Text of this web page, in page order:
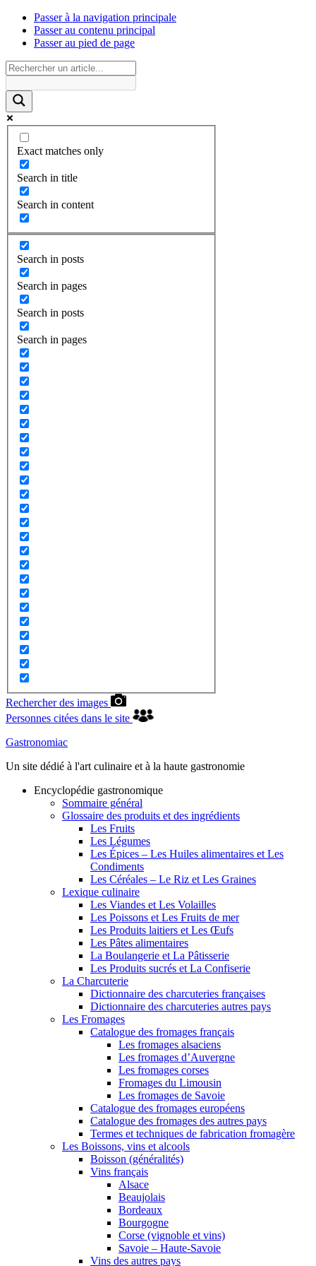
Passer à la navigation principale
Passer au contenu principal
Passer au pied de page
Exact matches only
Search in title
Search in content
Search in posts
Search in pages
Search in posts
Search in pages
Rechercher des images
Personnes citées dans le site
Gastronomiac
Un site dédié à l'art culinaire et à la haute gastronomie
Encyclopédie gastronomique
Sommaire général
Glossaire des produits et des ingrédients
Les Fruits
Les Légumes
Les Épices – Les Huiles alimentaires et Les
Condiments
Les Céréales – Le Riz et Les Graines
Lexique culinaire
Les Viandes et Les Volailles
Les Poissons et Les Fruits de mer
Les Produits laitiers et Les Œufs
Les Pâtes alimentaires
La Boulangerie et La Pâtisserie
Les Produits sucrés et La Confiserie
La Charcuterie
Dictionnaire des charcuteries françaises
Dictionnaire des charcuteries autres pays
Les Fromages
Catalogue des fromages français
Les fromages alsaciens
Les fromages d’Auvergne
Les fromages corses
Fromages du Limousin
Les fromages de Savoie
Catalogue des fromages européens
Catalogue des fromages des autres pays
Termes et techniques de fabrication fromagère
Les Boissons, vins et alcools
Boisson (généralités)
Vins français
Alsace
Beaujolais
Bordeaux
Bourgogne
Corse (vignoble et vins)
Savoie – Haute-Savoie
Vins des autres pays